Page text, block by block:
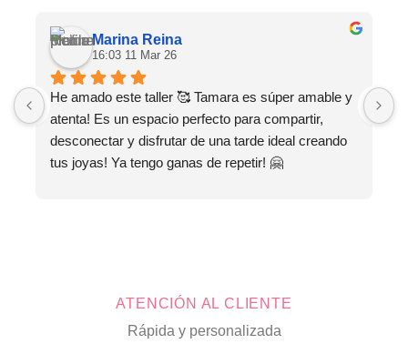
Marina Reina
16:03 11 Mar 26
He amado este taller 🥰 Tamara es súper amable y
atenta! Es un espacio perfecto para compartir,
desconectar y disfrutar de una tarde ideal creando
tus joyas! Ya tengo ganas de repetir! 🤗
ATENCIÓN AL CLIENTE
Rápida y personalizada